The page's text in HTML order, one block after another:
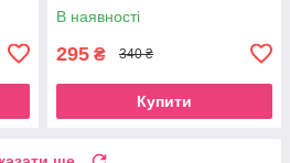
В наявності
295 ₴ 340 ₴
Купити